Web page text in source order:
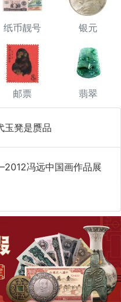
纸币靓号 银元
邮票 翡翠
玉凳是赝品
冯远中国画作品展